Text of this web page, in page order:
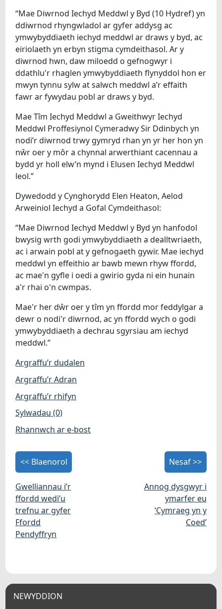
“Mae Diwrnod Iechyd Meddwl y Byd (10 Hydref) yn
ddiwrnod rhyngwladol ar gyfer addysg ac
ymwybyddiaeth iechyd meddwl ar draws y byd, ac
eiriolaeth yn erbyn stigma cymdeithasol. Ar y
diwrnod hwn, daw miloedd o gefnogwyr i
ddathlu'r rhaglen ymwybyddiaeth flynyddol hon er
mwyn tynnu sylw at salwch meddwl a’r effaith
fawr ar fywydau pobl ar draws y byd.
Mae Tîm Iechyd Meddwl a Gweithwyr Iechyd
Meddwl Proffesiynol Cymeradwy Sir Ddinbych yn
nodi’r diwrnod trwy gymryd rhan yn yr her hon yn
nŵr oer y môr a chynnal arwerthiant cacennau a
bydd yr holl elw’n mynd i Elusen Iechyd Meddwl
leol.”
Dywedodd y Cynghorydd Elen Heaton, Aelod
Arweiniol Iechyd a Gofal Cymdeithasol:
“Mae Diwrnod Iechyd Meddwl y Byd yn hanfodol
bwysig wrth godi ymwybyddiaeth a dealltwriaeth,
ac i arwain pobl at y gefnogaeth gywir. Mae iechyd
meddwl yn effeithio ar bawb mewn rhyw ffordd,
ac mae'n gyfle i oedi a gwirio gyda ni ein hunain
a'r rhai o'n cwmpas.
Mae'r her dŵr oer y tîm yn ffordd mor feddylgar a
dewr o nodi'r diwrnod, ac yn ffordd wych o godi
ymwybyddiaeth a dechrau sgyrsiau am iechyd
meddwl.”
Argraffu’r dudalen
Argraffu’r Adran
Argraffu’r rhifyn
Sylwadau (0)
Rhannwch ar e-bost
<< Blaenorol
Gwelliannau i’r
ffordd wedi’u
trefnu ar gyfer
Ffordd
Pendyffryn
Nesaf >>
Annog dysgwyr i
ymarfer eu
‘Cymraeg yn y
Coed’
NEWYDDION